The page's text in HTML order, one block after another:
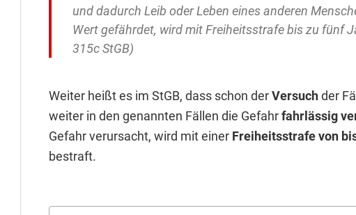
und dadurch Leib oder Leben eines anderen
Wert gefährdet, wird mit Freiheitsstrafe bis zu fünf
315c StGB)
Weiter heißt es im StGB, dass schon derVersuchder
weiter in den genannten Fällen die Gefahrfahrlässig
Gefahr verursacht, wird mit einer Freiheitsstrafe von
bestraft.